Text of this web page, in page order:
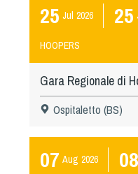
25 Jul 2026 25
HOOPERS
Gara Regionale di
Ospitaletto (BS)
07 Aug 2026 08